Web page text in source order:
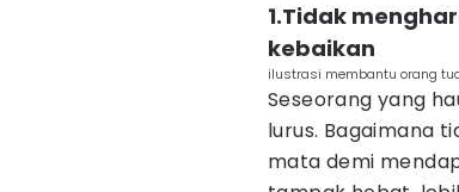
1.Tidak
kebaikan
ilustrasi membantu orang
Seseorang yang
lurus. Bagaimana
mata demi